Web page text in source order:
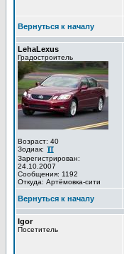
Вернуться к началу
LehaLexus
Градостроитель
Возраст: 40
Зодиак:
Зарегистрирован:
24.10.2007
Сообщения: 1192
Откуда: Артёмовка-сити
Вернуться к началу
Igor
Посетитель